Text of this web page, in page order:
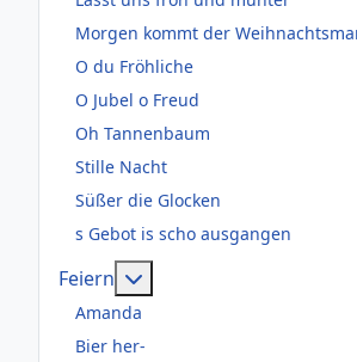
Morgen kommt der
O du Fröhliche
O Jubel o Freud
Oh Tannenbaum
Stille Nacht
Süßer die Glocken
s Gebot is scho ausgangen
Feiern
Amanda
Bier her-